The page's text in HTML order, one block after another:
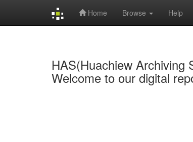
Home Browse Help
HAS(Huachiew Archiving
Welcome to our digital